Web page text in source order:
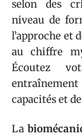
selon des
niveau de
l’approche et
au chiffre
Écoutez
capacités et
La